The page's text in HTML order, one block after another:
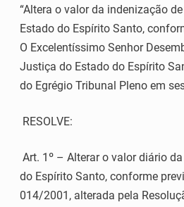
“Altera o valor da indenização
Estado do Espírito Santo,
O Excelentíssimo Senhor
Justiça do Estado do Espírito
do Egrégio Tribunal Pleno em
RESOLVE:
Art. 1º – Alterar o valor diário
do Espírito Santo, conforme
014/2001, alterada pela